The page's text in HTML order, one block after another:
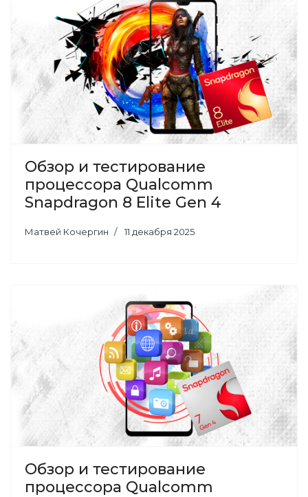
Обзор и тестирование
процессора Qualcomm
Snapdragon 8 Elite Gen 4
Матвей Кочергин 11 декабря 2025
Обзор и тестирование
процессора Qualcomm